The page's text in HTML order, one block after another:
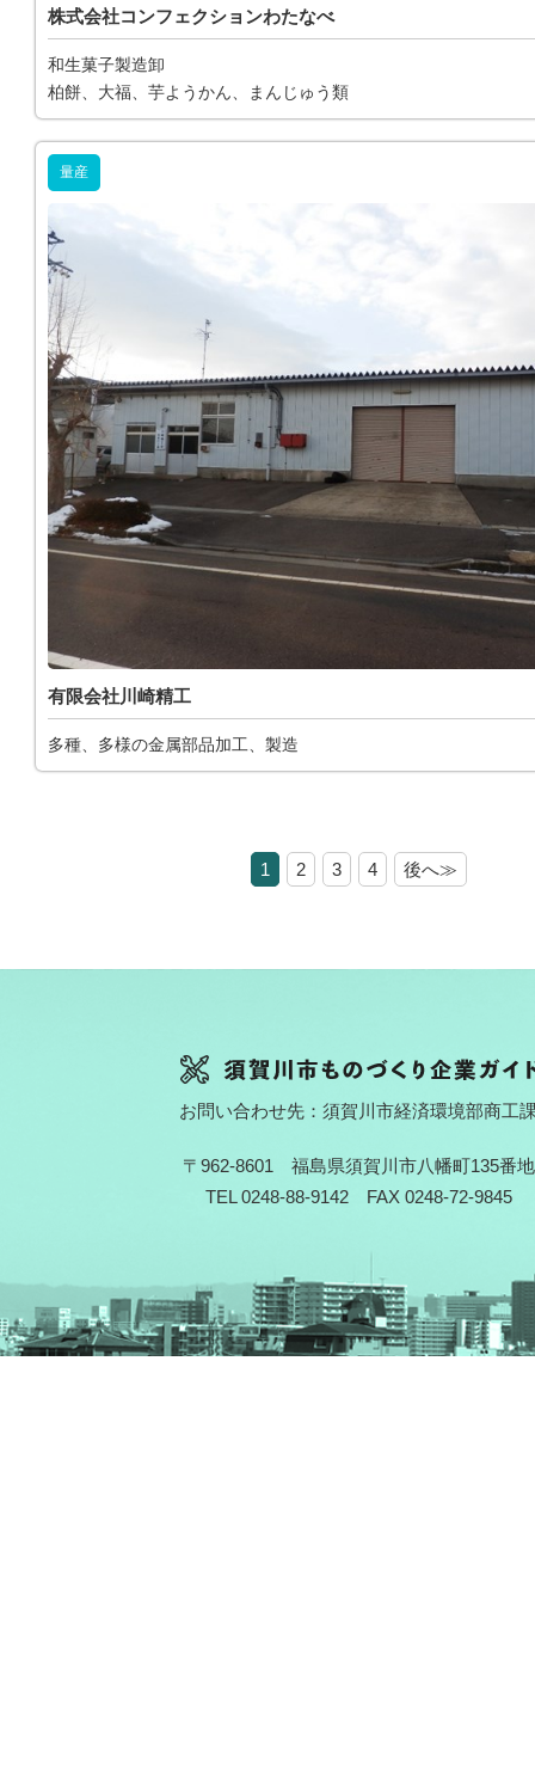
株式会社コンフェクションわたなべ
和生菓子製造卸
柏餅、大福、芋ようかん、まんじゅう類
量産
有限会社川崎精工
多種、多様の金属部品加工、製造
1 2 3 4 後へ≫
お問い合わせ先：須賀川市経済環境部商工
〒962-8601 福島県須賀川市八幡町135番地
TEL 0248-88-9142 FAX 0248-72-9845